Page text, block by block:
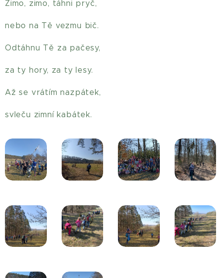
Zimo, zimo, táhni pryč,
nebo na Tě vezmu bič.
Odtáhnu Tě za pačesy,
za ty hory, za ty lesy.
Až se vrátím nazpátek,
svleču zimní kabátek.